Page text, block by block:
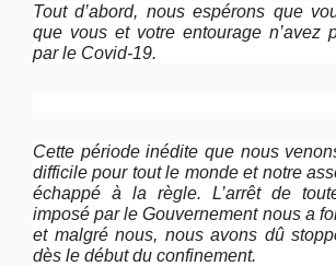
Tout d’abord, nous espérons que
que vous et votre entourage n’avez
par le Covid-19.
Cette période inédite que nous
difficile pour tout le monde et notre
échappé à la règle. L’arrêt de
imposé par le Gouvernement nous a
et malgré nous, nous avons dû
dès le début du confinement.